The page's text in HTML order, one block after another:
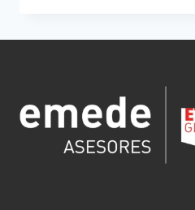
11/2022.
IRPF
E
PATRIMONIO